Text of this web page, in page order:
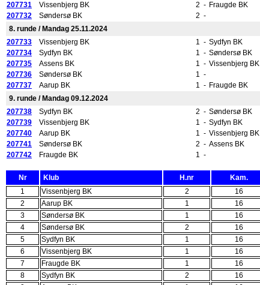
207731
Vissenbjerg BK 2 - Fraugde BK
207732
Søndersø BK 2 -
8. runde / Mandag 25.11.2024
207733
Vissenbjerg BK 1 - Sydfyn BK
207734
Sydfyn BK 1 - Søndersø BK
207735
Assens BK 1 - Vissenbjerg BK
207736
Søndersø BK 1 -
207737
Aarup BK 1 - Fraugde BK
9. runde / Mandag 09.12.2024
207738
Sydfyn BK 2 - Søndersø BK
207739
Vissenbjerg BK 1 - Sydfyn BK
207740
Aarup BK 1 - Vissenbjerg BK
207741
Søndersø BK 2 - Assens BK
207742
Fraugde BK 1 -
Nr Klub H.nr Kam.
1
Vissenbjerg BK 2 16
2
Aarup BK 1 16
3
Søndersø BK 1 16
4
Søndersø BK 2 16
5
Sydfyn BK 1 16
6
Vissenbjerg BK 1 16
7
Fraugde BK 1 16
8
Sydfyn BK 2 16